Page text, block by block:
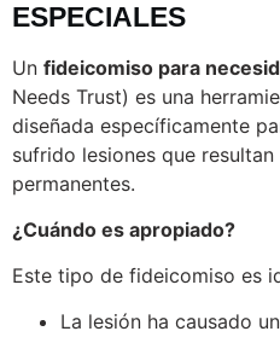
ESPECIALES
Un fideicomiso para
Needs Trust) es una
diseñada específicamente
sufrido lesiones que
permanentes.
¿Cuándo es apropiado?
Este tipo de fideicomiso es
La lesión ha causado